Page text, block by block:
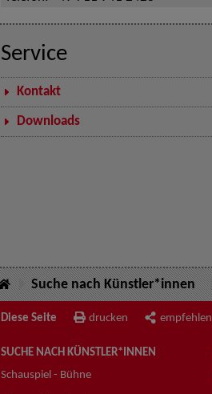
Service
Kontakt
Downloads
Suche nach Künstler*innen
Diese Seite drucken empfehlen
SUCHE NACH KÜNSTLER*INNEN
Schauspiel - Bühne